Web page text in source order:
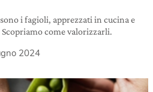
i fagioli, apprezzati in cucina e
come valorizzarli.
2024